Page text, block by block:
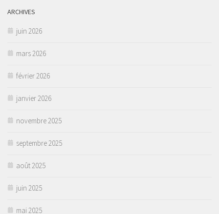
ARCHIVES
juin 2026
mars 2026
février 2026
janvier 2026
novembre 2025
septembre 2025
août 2025
juin 2025
mai 2025